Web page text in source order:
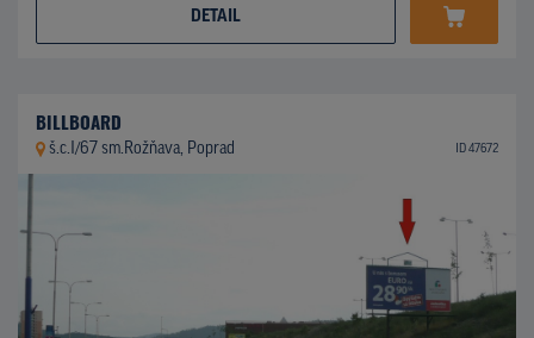
DETAIL
BILLBOARD
š.c.I/67 sm.Rožňava, Poprad ID 47672